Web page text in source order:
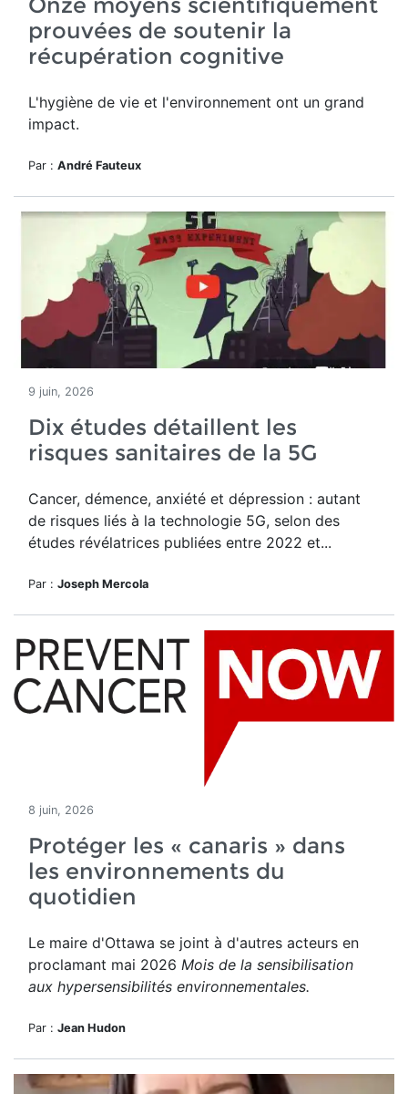
prouvées de soutenir la
récupération cognitive
L'hygiène de vie et l'environnement ont un grand
impact.
Par : André Fauteux
9 juin, 2026
Dix études détaillent les
risques sanitaires de la 5G
Cancer, démence, anxiété et dépression : autant
de risques liés à la technologie 5G, selon des
études révélatrices publiées entre 2022 et...
Par : Joseph Mercola
8 juin, 2026
Protéger les « canaris » dans
les environnements du
quotidien
Le maire d'Ottawa se joint à d'autres acteurs en
proclamant mai 2026 Mois de la sensibilisation
aux hypersensibilités environnementales.
Par : Jean Hudon